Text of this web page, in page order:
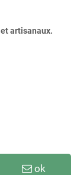
artisanaux.
ok